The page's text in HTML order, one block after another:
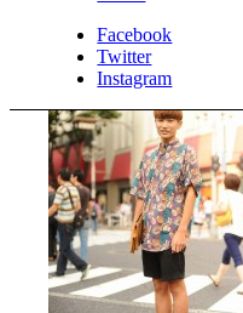
Facebook
Twitter
Instagram